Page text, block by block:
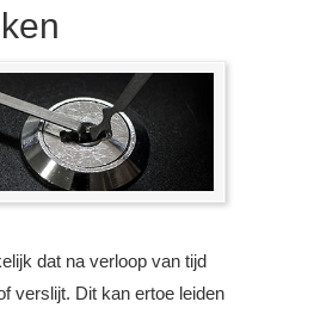
dat na verloop van tijd
verslijt. Dit kan ertoe leiden